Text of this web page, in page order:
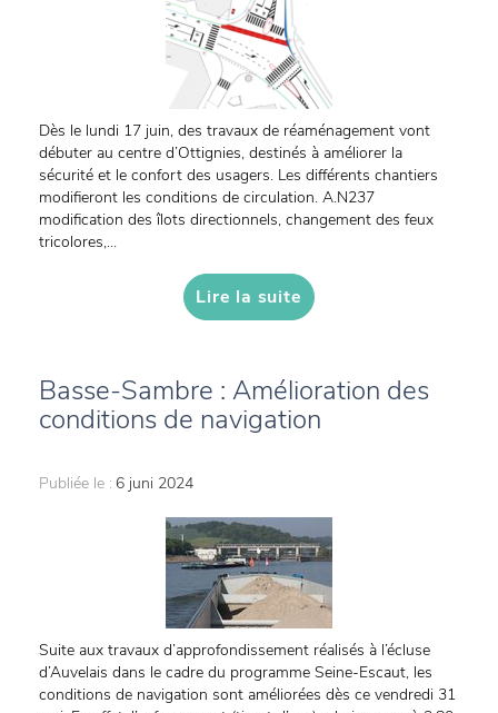
Dès le lundi 17 juin, des travaux de réaménagement vont
débuter au centre d’Ottignies, destinés à améliorer la
sécurité et le confort des usagers. Les différents chantiers
modifieront les conditions de circulation. A.N237
modification des îlots directionnels, changement des feux
tricolores,...
Lire la suite
Basse-Sambre : Amélioration des
conditions de navigation
Publiée le : 6 juni 2024
Suite aux travaux d’approfondissement réalisés à l’écluse
d’Auvelais dans le cadre du programme Seine-Escaut, les
conditions de navigation sont améliorées dès ce vendredi 31